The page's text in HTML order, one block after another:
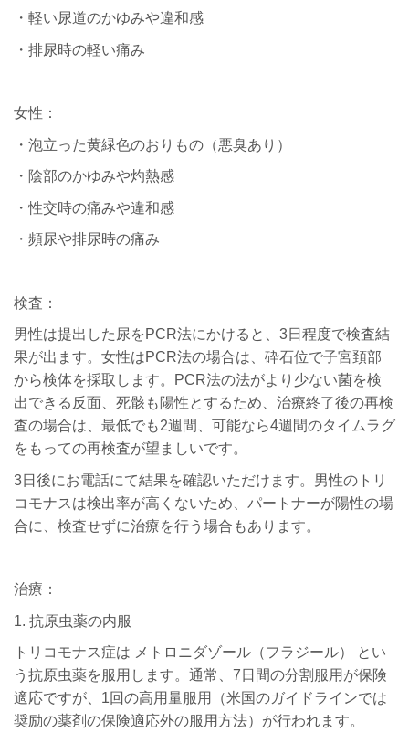
・軽い尿道のかゆみや違和感
・排尿時の軽い痛み
女性：
・泡立った黄緑色のおりもの（悪臭あり）
・陰部のかゆみや灼熱感
・性交時の痛みや違和感
・頻尿や排尿時の痛み
検査：
男性は提出した尿をPCR法にかけると、3日程度で検査結
果が出ます。女性はPCR法の場合は、砕石位で子宮頚部
から検体を採取します。PCR法の法がより少ない菌を検
出できる反面、死骸も陽性とするため、治療終了後の再検
査の場合は、最低でも2週間、可能なら4週間のタイムラグ
をもっての再検査が望ましいです。
3日後にお電話にて結果を確認いただけます。男性のトリ
コモナスは検出率が高くないため、パートナーが陽性の場
合に、検査せずに治療を行う場合もあります。
治療：
1. 抗原虫薬の内服
トリコモナス症は メトロニダゾール（フラジール） とい
う抗原虫薬を服用します。通常、7日間の分割服用が保険
適応ですが、1回の高用量服用（米国のガイドラインでは
奨励の薬剤の保険適応外の服用方法）が行われます。